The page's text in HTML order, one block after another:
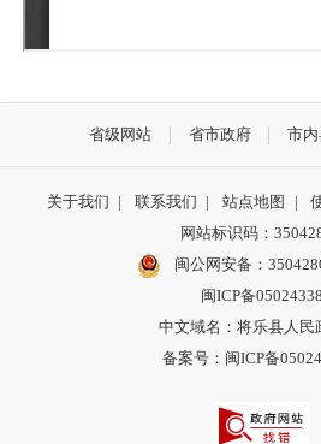
省级网站 省市政府 市
关于我们 | 联系我们 | 站点地图 |
网站标识码：
闽公网安备：
闽ICP备
中文域名：将乐县人民
备案号：闽ICP备